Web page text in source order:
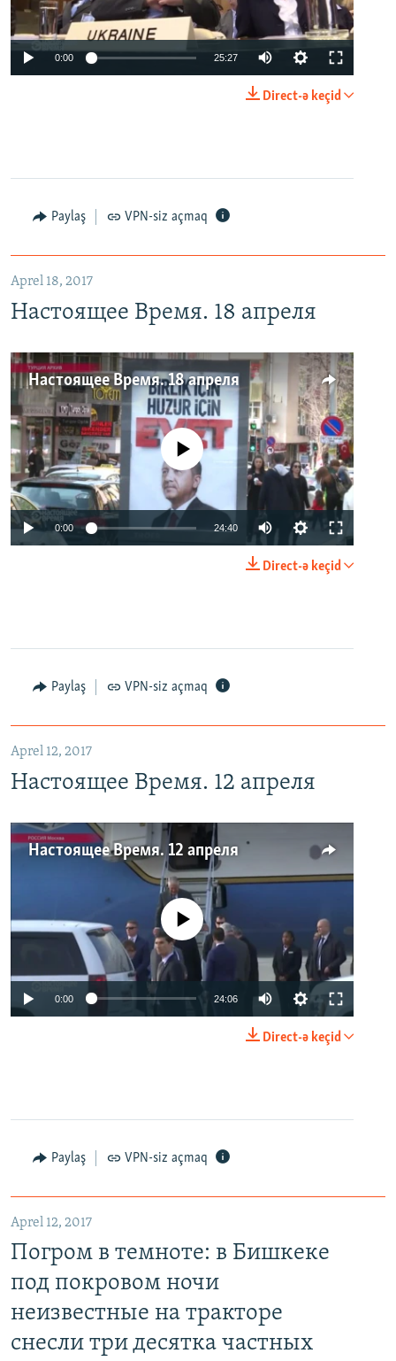
0:00 25:27
Direct-ə keçid
Paylaş VPN-siz açmaq
Aprel 18, 2017
Настоящее Время. 18 апреля
Настоящее Время. 18 апреля
No media source currently available
0:00 24:40
Direct-ə keçid
Paylaş VPN-siz açmaq
Aprel 12, 2017
Настоящее Время. 12 апреля
Настоящее Время. 12 апреля
No media source currently available
0:00 24:06
Direct-ə keçid
Paylaş VPN-siz açmaq
Aprel 12, 2017
Погром в темноте: в Бишкеке
под покровом ночи
неизвестные на тракторе
снесли три десятка частных